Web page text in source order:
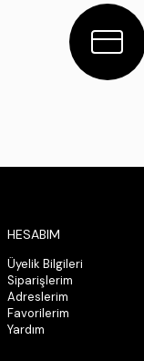
HESABIM
Üyelik Bilgileri
Siparişlerim
Adreslerim
Favorilerim
Yardım